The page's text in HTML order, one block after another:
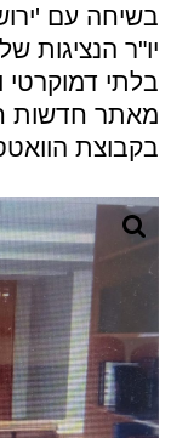
בשיחה עם
יו"ר הנציגות
בלתי דמוקרטי
מאתר חדשות
בקבוצת